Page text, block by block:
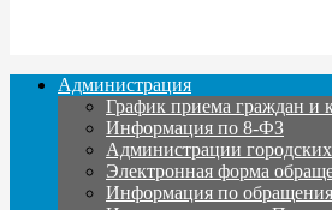
Администрация
График приема граждан и
Информация по 8-ФЗ
Администрации
Электронная форма
Информация по